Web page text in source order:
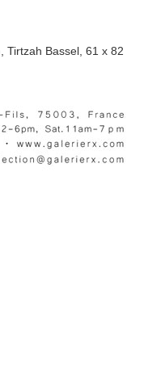
Tirtzah Bassel, 61 x 82